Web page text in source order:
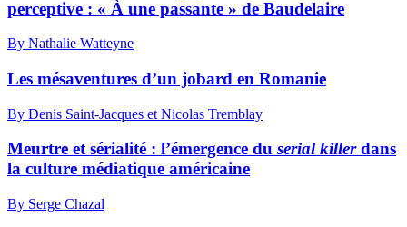
perceptive : « À une passante » de Baudelaire
By Nathalie Watteyne
Les mésaventures d’un jobard en Romanie
By Denis Saint-Jacques et Nicolas Tremblay
Meurtre et sérialité : l’émergence du serial killerdans
la culture médiatique américaine
By Serge Chazal